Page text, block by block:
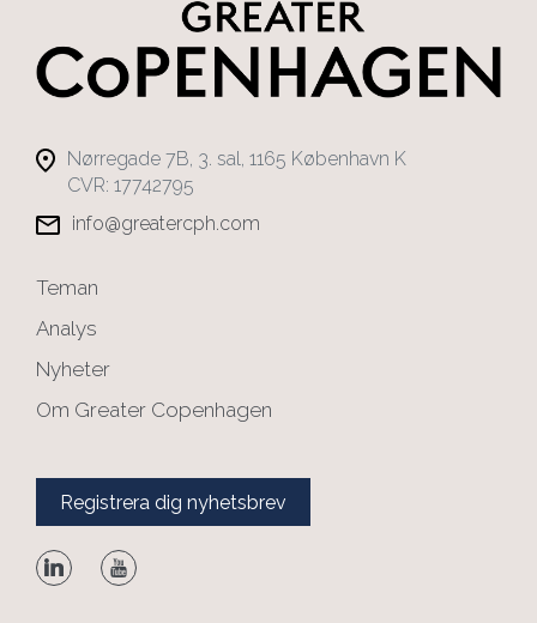
Nørregade 7B, 3. sal, 1165 København K
CVR: 17742795
info@greatercph.com
Teman
Analys
Nyheter
Om Greater Copenhagen
Registrera dig nyhetsbrev